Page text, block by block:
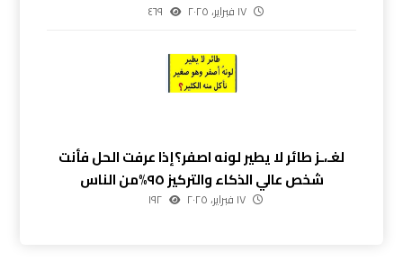
١٧ فبراير، ٢٠٢٥ ٤٦٩
لغـ،ـز طائر لا يطير لونه اصفر؟إذا عرفت الحل فأنت
شخص عالي الذكاء والتركيز ٩٥%من الناس
١٧ فبراير، ٢٠٢٥ ١٩٢